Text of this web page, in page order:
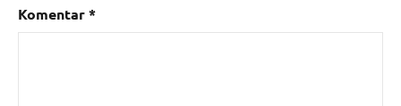
Komentar*